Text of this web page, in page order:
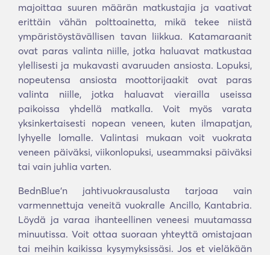
majoittaa suuren määrän matkustajia ja vaativat
erittäin vähän polttoainetta, mikä tekee niistä
ympäristöystävällisen tavan liikkua. Katamaraanit
ovat paras valinta niille, jotka haluavat matkustaa
ylellisesti ja mukavasti avaruuden ansiosta. Lopuksi,
nopeutensa ansiosta moottorijaakit ovat paras
valinta niille, jotka haluavat vierailla useissa
paikoissa yhdellä matkalla. Voit myös varata
yksinkertaisesti nopean veneen, kuten ilmapatjan,
lyhyelle lomalle. Valintasi mukaan voit vuokrata
veneen päiväksi, viikonlopuksi, useammaksi päiväksi
tai vain juhlia varten.
BednBlue'n jahtivuokrausalusta tarjoaa vain
varmennettuja veneitä vuokralle Ancillo, Kantabria.
Löydä ja varaa ihanteellinen veneesi muutamassa
minuutissa. Voit ottaa suoraan yhteyttä omistajaan
tai meihin kaikissa kysymyksissäsi. Jos et vieläkään